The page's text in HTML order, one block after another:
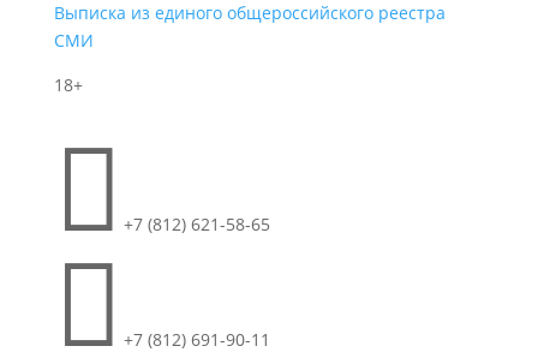
Выписка из единого общероссийского реестра
СМИ
18+
 +7 (812) 621-58-65
 +7 (812) 691-90-11